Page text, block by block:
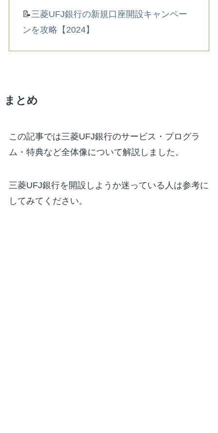
📝三菱UFJ銀行の新規口座開設キャンペー
ンを攻略【2024】
まとめ
この記事では三菱UFJ銀行のサービス・プログラ
ム・特典など全体像について解説しました。
三菱UFJ銀行を開設しようか迷っている人は参考に
してみてください。